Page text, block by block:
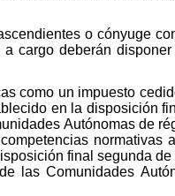
o cónyuge
cargo deberán
como un impuesto
en la disposición
Autónomas de
normativas
final segunda
las Comunidades